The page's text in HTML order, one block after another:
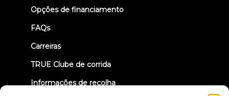
Opções de financiamento
FAQs
Carreiras
TRUE Clube de corrida
Informações de recolha